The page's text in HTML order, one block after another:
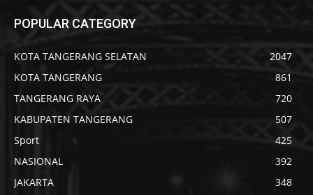
POPULAR CATEGORY
KOTA TANGERANG SELATAN
2047
KOTA TANGERANG
861
TANGERANG RAYA
720
KABUPATEN TANGERANG
507
Sport
425
NASIONAL
392
JAKARTA
348